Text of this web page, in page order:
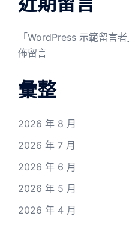
「 WordPress 示範留言者
佈留言
彙整
2026 年 8 月
2026 年 7 月
2026 年 6 月
2026 年 5 月
2026 年 4 月